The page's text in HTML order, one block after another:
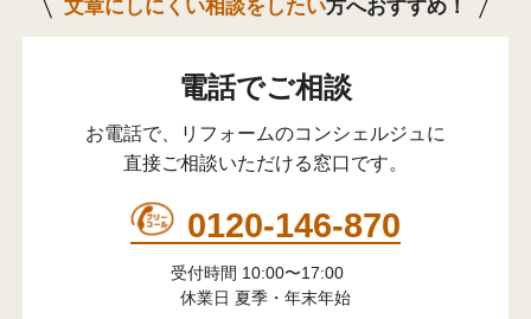
文章にしにくい相談をしたい方へおすすめ！
電話でご相談
お電話で、リフォームのコンシェルジュに
直接ご相談いただける窓口です。
0120-146-870
受付時間 10:00〜17:00
休業日 夏季・年末年始